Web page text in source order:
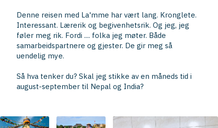
Denne reisen med La'mme har vært lang. Kronglete.
Interessant. Lærerik og begivenhetsrik. Og jeg, jeg
føler meg rik. Fordi .... folka jeg møter. Både
samarbeidspartnere og gjester. De gir meg så
uendelig mye.
Så hva tenker du? Skal jeg stikke av en måneds tid i
august-september til Nepal og India?